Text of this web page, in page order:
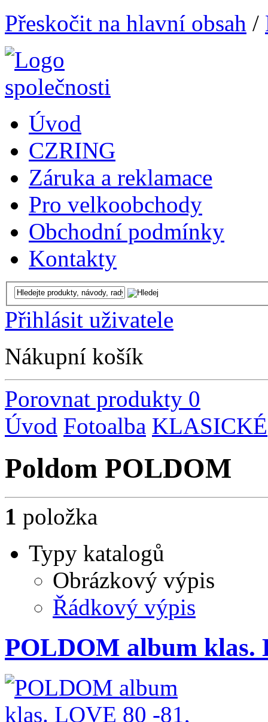
Přeskočit na hlavní obsah /
Úvod
CZRING
Záruka a reklamace
Pro velkoobchody
Obchodní podmínky
Kontakty
Přihlásit uživatele
Nákupní košík
Porovnat produkty 0
Úvod Fotoalba KLASICKÉ
Poldom POLDOM
1 položka
Typy katalogů
Obrázkový výpis
Řádkový výpis
POLDOM album klas.